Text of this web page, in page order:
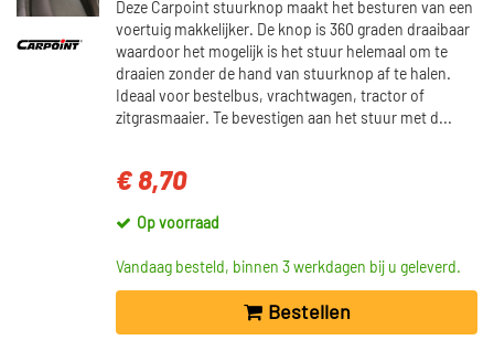
Deze Carpoint stuurknop maakt het besturen van een
voertuig makkelijker. De knop is 360 graden draaibaar
waardoor het mogelijk is het stuur helemaal om te
draaien zonder de hand van stuurknop af te halen.
Ideaal voor bestelbus, vrachtwagen, tractor of
zitgrasmaaier. Te bevestigen aan het stuur met d...
€ 8,70
Op voorraad
Vandaag besteld, binnen 3 werkdagen bij u geleverd.
Bestellen